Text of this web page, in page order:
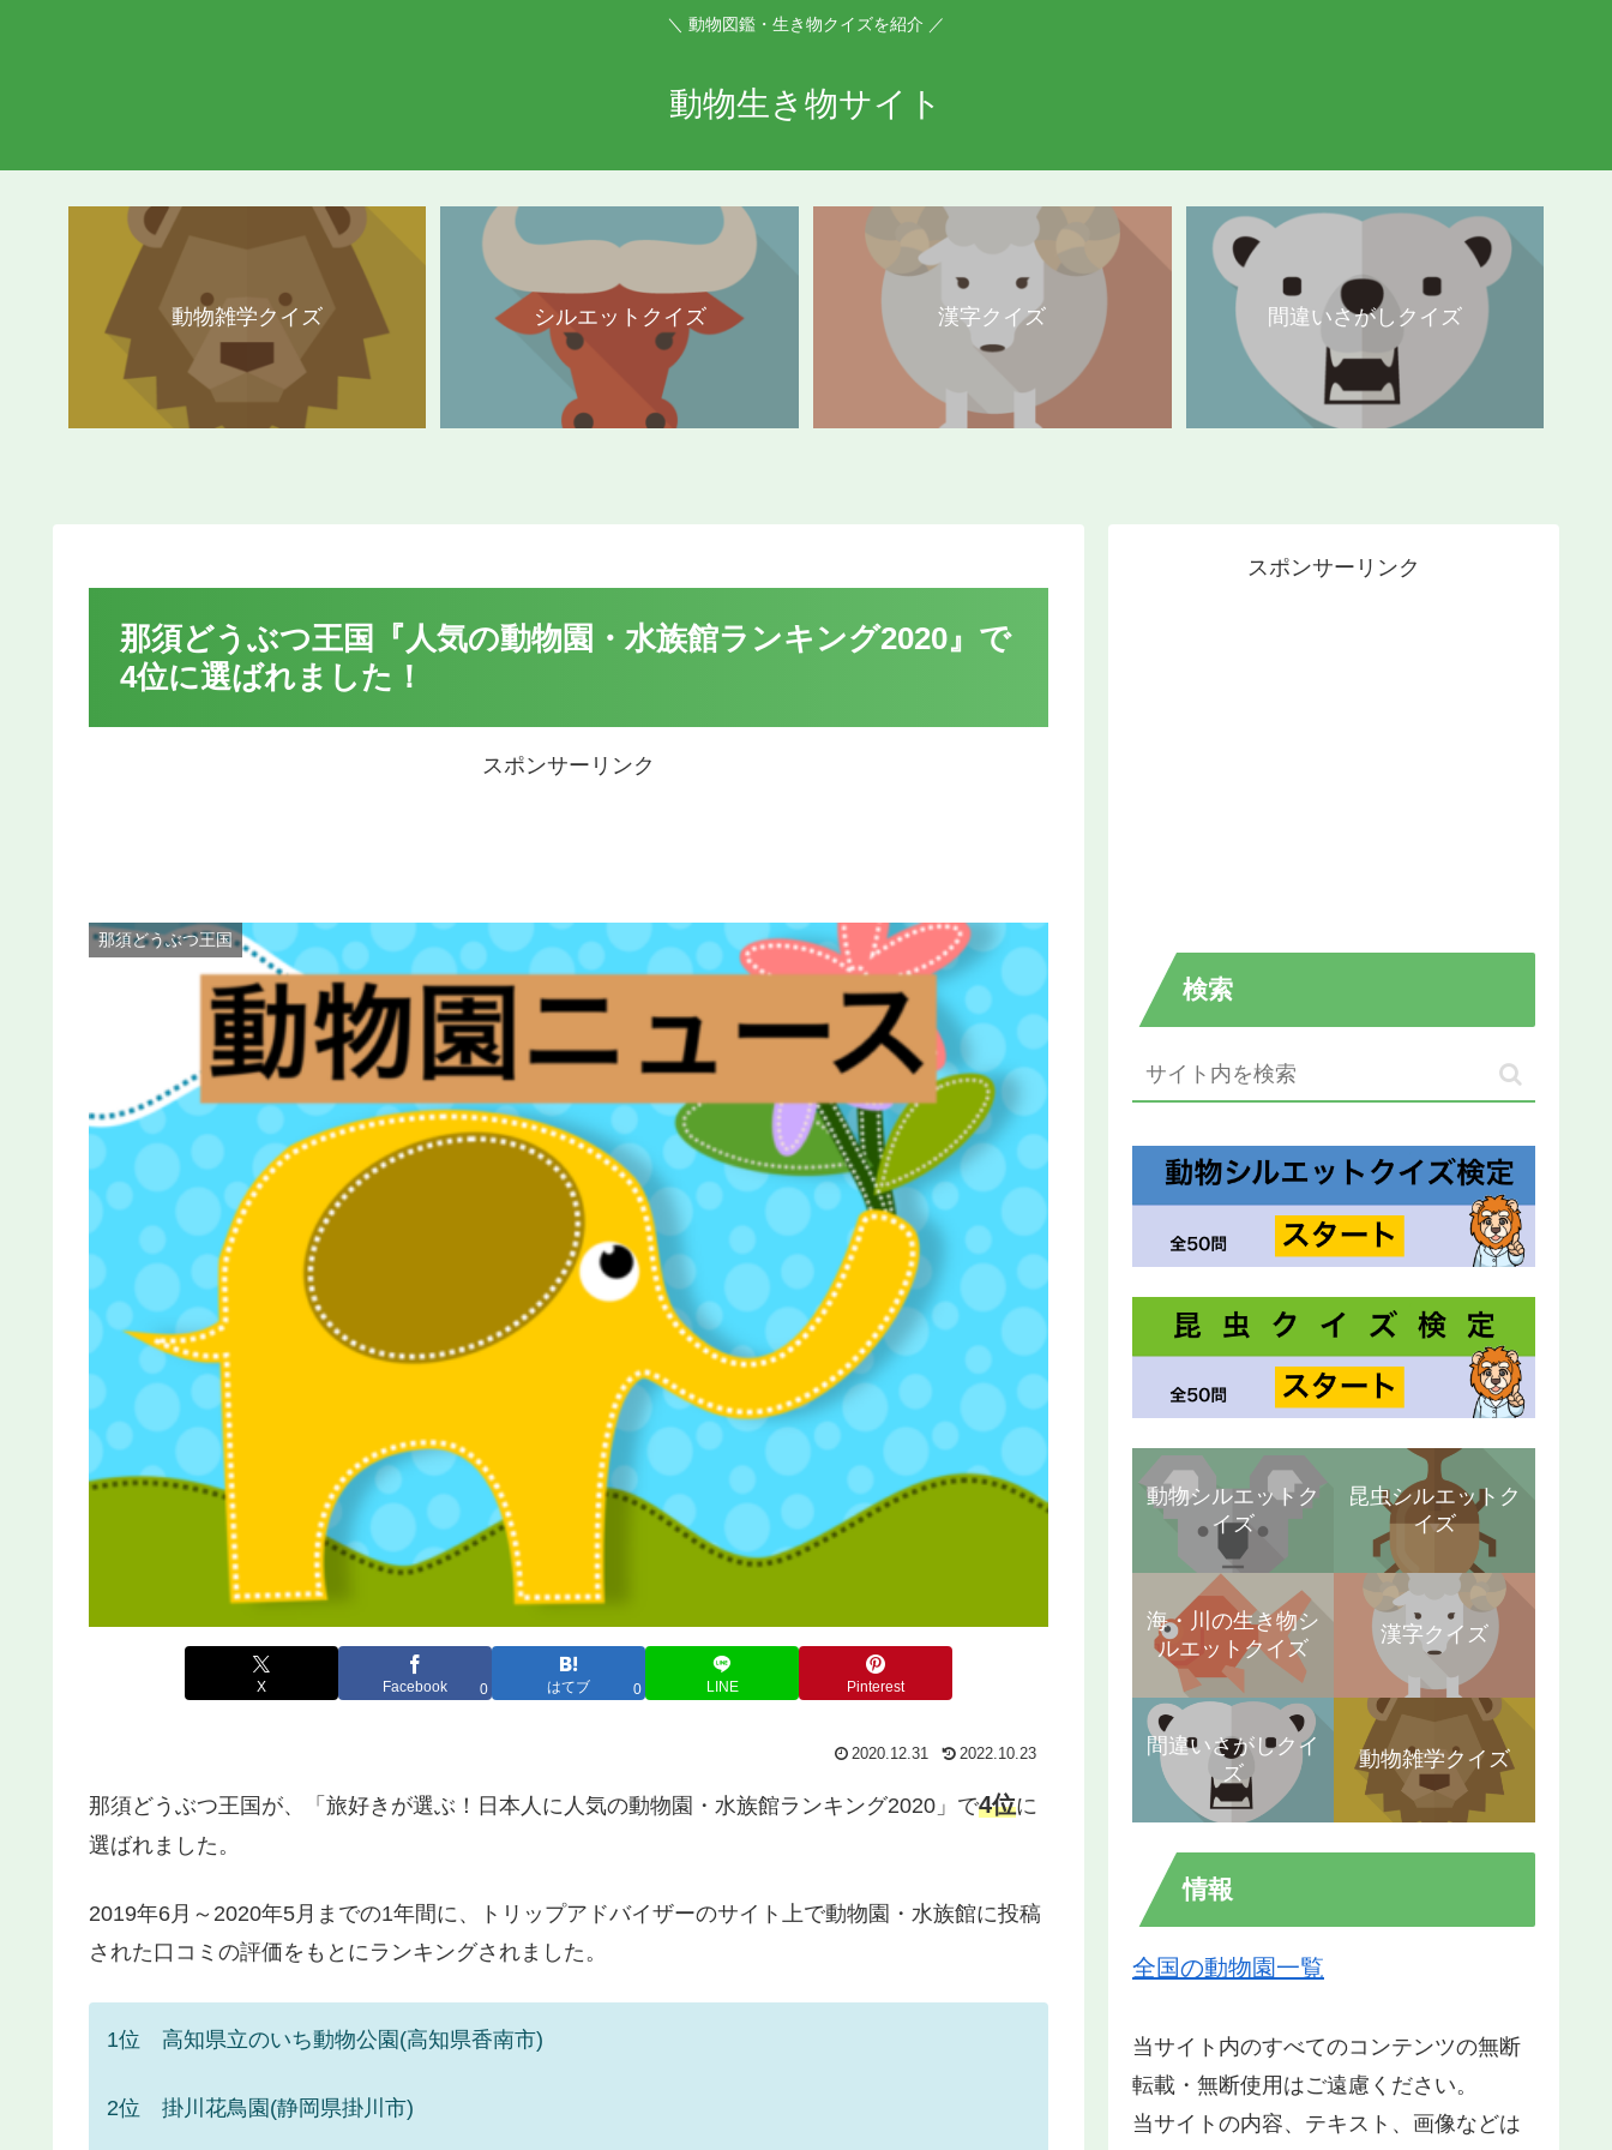
＼ 動物図鑑・生き物クイズを紹介 ／
動物生き物サイト
動物雑学クイズ シルエットクイズ 漢字クイズ 間違いさがしクイズ
那須どうぶつ王国『人気の動物園・水族館ランキング2020』で
4位に選ばれました！
スポンサーリンク
那須どうぶつ王国
X Facebook 0 はてブ 0 LINE Pinterest
2020.12.31 2022.10.23
那須どうぶつ王国が、「旅好きが選ぶ！日本人に人気の動物園・水族館ランキング2020」で4位に
選ばれました。
2019年6月～2020年5月までの1年間に、トリップアドバイザーのサイト上で動物園・水族館に投稿
された口コミの評価をもとにランキングされました。
1位 高知県立のいち動物公園(高知県香南市)
2位 掛川花鳥園(静岡県掛川市)
スポンサーリンク
検索
動物シルエットク
イズ
昆虫シルエットク
イズ
海・川の生き物シ
ルエットクイズ
漢字クイズ
間違いさがしクイ
ズ
動物雑学クイズ
情報
全国の動物園一覧
当サイト内のすべてのコンテンツの無断
転載・無断使用はご遠慮ください。
当サイトの内容、テキスト、画像などは